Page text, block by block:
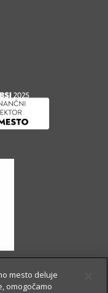
mesto deluje
omogočamo